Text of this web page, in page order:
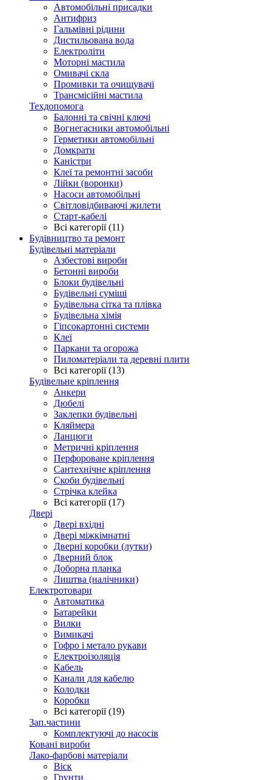
Автомобільні присадки
Антифриз
Гальмівні рідини
Дистильована вода
Електроліти
Моторні мастила
Омивачі скла
Промивки та очищувачі
Трансмісійні мастила
Техдопомога
Балонні та свічні ключі
Вогнегасники автомобільні
Герметики автомобільні
Домкрати
Каністри
Клеї та ремонтні засоби
Лійки (воронки)
Насоси автомобільні
Світловідбиваючі жилети
Старт-кабелі
Всі категорії (11)
Будівництво та ремонт
Будівельні матеріали
Азбестові вироби
Бетонні вироби
Блоки будівельні
Будівельні суміші
Будівельна сітка та плівка
Будівельна хімія
Гіпсокартонні системи
Клеї
Паркани та огорожа
Пиломатеріали та деревні плити
Всі категорії (13)
Будівельне кріплення
Анкери
Дюбелі
Заклепки будівельні
Кляймера
Ланцюги
Метричні кріплення
Перфороване кріплення
Сантехнічне кріплення
Скоби будівельні
Стрічка клейка
Всі категорії (17)
Двері
Двері вхідні
Двері міжкімнатні
Дверні коробки (лутки)
Дверний блок
Доборна планка
Лиштва (налічники)
Електротовари
Автоматика
Батарейки
Вилки
Вимикачі
Гофро і метало рукави
Електроізоляція
Кабель
Канали для кабелю
Колодки
Коробки
Всі категорії (19)
Зап.частини
Комплектуючі до насосів
Ковані вироби
Лако-фарбові матеріали
Віск
Грунти